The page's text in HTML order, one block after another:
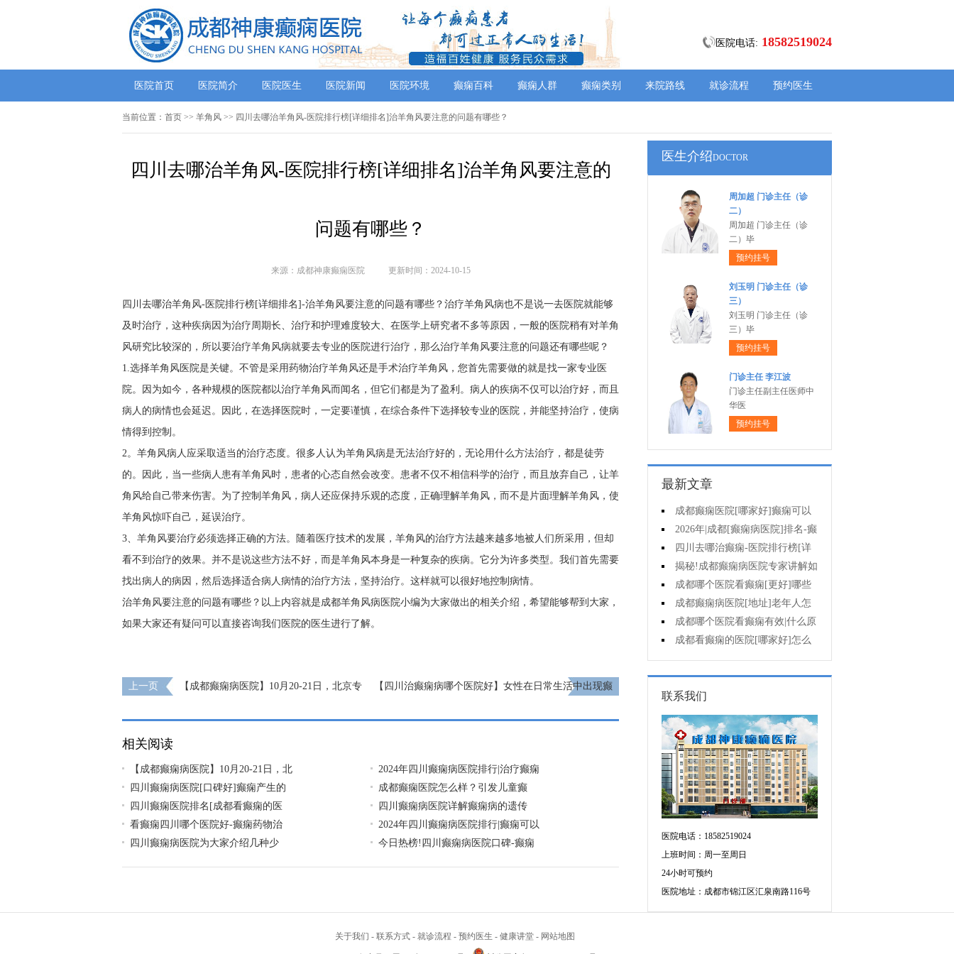
医院电话: 18582519024
医院首页 医院简介 医院医生 医院新闻 医院环境 癫痫百科 癫痫人群 癫痫类别 来院路线 就诊流程 预约医生
当前位置： 首页 >> 羊角风 >> 四川去哪治羊角风-医院排行榜[详细排名]治羊角风要注意的问题有哪些？
四川去哪治羊角风-医院排行榜[详细排名]治羊角风要注意的
问题有哪些？
来源：成都神康癫痫医院 更新时间：2024-10-15
四川去哪治羊角风-医院排行榜[详细排名]-治羊角风要注意的问题有哪些？治疗羊角风病也不是说一去医院就能够
及时治疗，这种疾病因为治疗周期长、治疗和护理难度较大、在医学上研究者不多等原因，一般的医院稍有对羊角
风研究比较深的，所以要治疗羊角风病就要去专业的医院进行治疗，那么治疗羊角风要注意的问题还有哪些呢？
1.选择羊角风医院是关键。不管是采用药物治疗羊角风还是手术治疗羊角风，您首先需要做的就是找一家专业医
院。因为如今，各种规模的医院都以治疗羊角风而闻名，但它们都是为了盈利。病人的疾病不仅可以治疗好，而且
病人的病情也会延迟。因此，在选择医院时，一定要谨慎，在综合条件下选择较专业的医院，并能坚持治疗，使病
情得到控制。
2。羊角风病人应采取适当的治疗态度。很多人认为羊角风病是无法治疗好的，无论用什么方法治疗，都是徒劳
的。因此，当一些病人患有羊角风时，患者的心态自然会改变。患者不仅不相信科学的治疗，而且放弃自己，让羊
角风给自己带来伤害。为了控制羊角风，病人还应保持乐观的态度，正确理解羊角风，而不是片面理解羊角风，使
羊角风惊吓自己，延误治疗。
3、羊角风要治疗必须选择正确的方法。随着医疗技术的发展，羊角风的治疗方法越来越多地被人们所采用，但却
看不到治疗的效果。并不是说这些方法不好，而是羊角风本身是一种复杂的疾病。它分为许多类型。我们首先需要
找出病人的病因，然后选择适合病人病情的治疗方法，坚持治疗。这样就可以很好地控制病情。
治羊角风要注意的问题有哪些？以上内容就是成都羊角风病医院小编为大家做出的相关介绍，希望能够帮到大家，
如果大家还有疑问可以直接咨询我们医院的医生进行了解。
上一页
【成都癫痫病医院】10月20-21日，北京专
助!
【四川治癫痫病哪个医院好】女性在日常生活中出现癫
相关阅读
【成都癫痫病医院】10月20-21日，北
2024年四川癫痫病医院排行|治疗癫痫
四川癫痫病医院[口碑好]癫痫产生的
成都癫痫医院怎么样？引发儿童癫
四川癫痫医院排名[成都看癫痫的医
四川癫痫病医院详解癫痫病的遗传
看癫痫四川哪个医院好-癫痫药物治
2024年四川癫痫病医院排行|癫痫可以
四川癫痫病医院为大家介绍几种少
今日热榜!四川癫痫病医院口碑-癫痫
医生介绍DOCTOR
周加超 门诊主任（诊
二）
周加超 门诊主任（诊
二）毕
预约挂号
刘玉明 门诊主任（诊
三）
刘玉明 门诊主任（诊
三）毕
预约挂号
门诊主任 李江波
门诊主任副主任医师中
华医
预约挂号
最新文章
成都癫痫医院[哪家好]癫痫可以
治的吗?
2026年|成都[癫痫病医院]排名-癫
痫专业的治疗方法都有什么?
四川去哪治癫痫-医院排行榜[详
细排名]在四川治疗癫痫病要多少
钱?
揭秘!成都癫痫病医院专家讲解如
何降低孩子癫痫病的发作次数?
成都哪个医院看癫痫[更好]哪些
因素与癫痫发作的治疗费用有关?
成都癫痫病医院[地址]老年人怎
样防止羊角风发生?
成都哪个医院看癫痫有效|什么原
因导致的癫痫?
成都看癫痫的医院[哪家好]怎么
有效治癫痫?
联系我们
医院电话：18582519024
上班时间：周一至周日
24小时可预约
医院地址：成都市锦江区汇泉南路116号
关于我们 - 联系方式 - 就诊流程 - 预约医生 - 健康讲堂 - 网站地图